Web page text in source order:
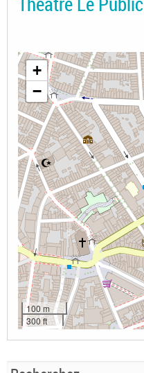
+
−
100 m
300 ft